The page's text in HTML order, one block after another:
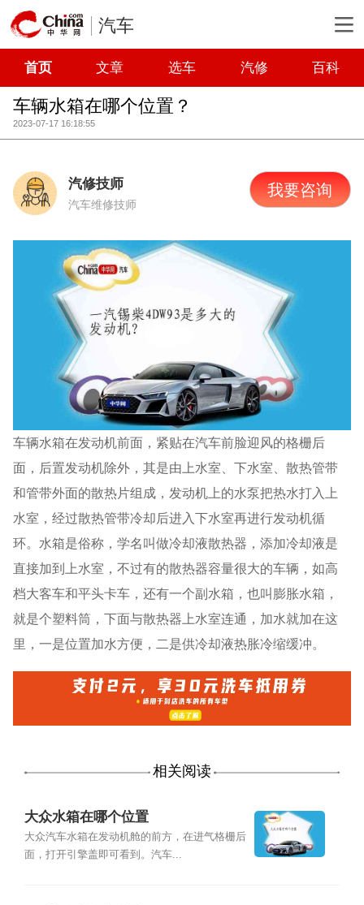
汽车
首页 文章 选车 汽修 百科
车辆水箱在哪个位置？
2023-07-17 16:18:55
汽修技师
汽车维修技师
我要咨询
车辆水箱在发动机前面，紧贴在汽车前脸迎风的格栅后
面，后置发动机除外，其是由上水室、下水室、散热管带
和管带外面的散热片组成，发动机上的水泵把热水打入上
水室，经过散热管带冷却后进入下水室再进行发动机循
环。水箱是俗称，学名叫做冷却液散热器，添加冷却液是
直接加到上水室，不过有的散热器容量很大的车辆，如高
档大客车和平头卡车，还有一个副水箱，也叫膨胀水箱，
就是个塑料筒，下面与散热器上水室连通，加水就加在这
里，一是位置加水方便，二是供冷却液热胀冷缩缓冲。
相关阅读
大众水箱在哪个位置
大众汽车水箱在发动机舱的前方，在进气格栅后
面，打开引擎盖即可看到。汽车...